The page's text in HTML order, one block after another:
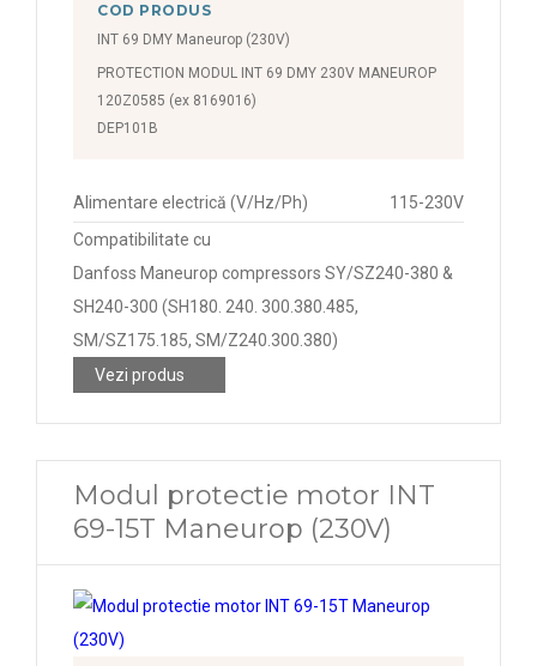
COD PRODUS
INT 69 DMY Maneurop (230V)
PROTECTION MODUL INT 69 DMY 230V MANEUROP
120Z0585 (ex 8169016)
DEP101B
Alimentare electrică (V/Hz/Ph)
115-230V
Compatibilitate cu
Danfoss Maneurop compressors SY/SZ240-380 &
SH240-300 (SH180. 240. 300.380.485,
SM/SZ175.185, SM/Z240.300.380)
Vezi produs
Modul protectie motor INT
69-15T Maneurop (230V)